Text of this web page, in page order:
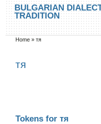
Skip to main content
Skip to search
BULGARIAN
TRADITION
You are here
Home »тя
тя
Tokens for тя